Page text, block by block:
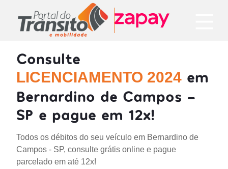
Consulte
LICENCIAMENTO 2024 em
Bernardino de Campos -
SP e pague em 12x!
Todos os débitos do seu veículo em Bernardino de
Campos - SP, consulte grátis online e pague
parcelado em até 12x!